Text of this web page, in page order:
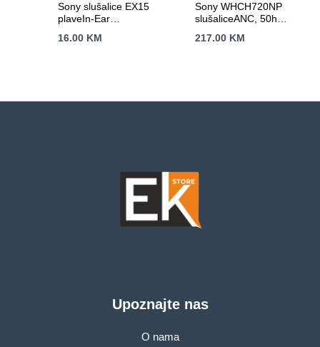
Sony slušalice EX15
plaveIn-Ear
and Control
16.00 KM
Sony WHCH720NP
slušaliceANC, 50h
mikrofon; uvezivanje
217.00 KM
Upoznajte nas
O nama